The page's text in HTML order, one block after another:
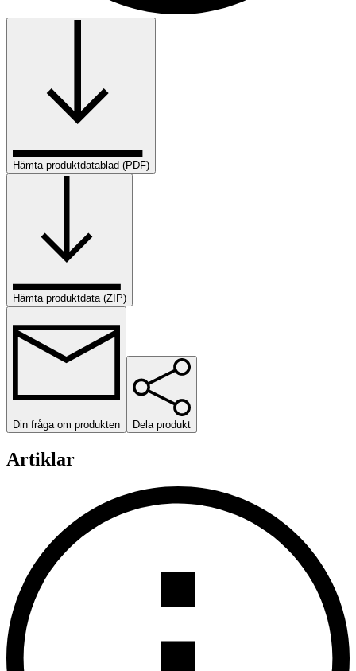
Hämta produktdatablad (PDF)
Hämta produktdata (ZIP)
Din fråga om produkten Dela produkt
Artiklar